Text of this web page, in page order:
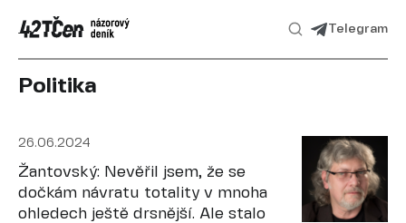
Telegram
Politika
26.06.2024
Žantovský: Nevěřil jsem, že se
dočkám návratu totality v mnoha
ohledech ještě drsnější. Ale stalo